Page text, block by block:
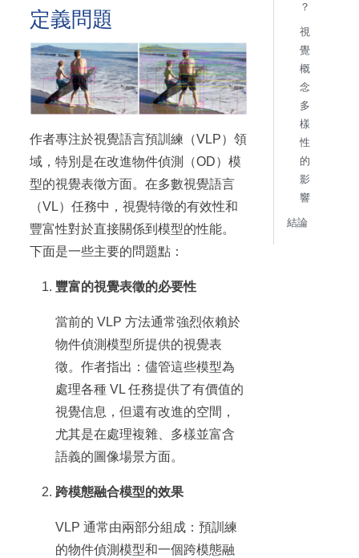
定義問題
作者專注於視覺語言預訓練（VLP）領
域，特別是在改進物件偵測（OD）模
型的視覺表徵方面。在多數視覺語言
（VL）任務中，視覺特徵的有效性和
豐富性對於直接關係到模型的性能。
下面是一些主要的問題點：
豐富的視覺表徵的必要性
當前的 VLP 方法通常強烈依賴於
物件偵測模型所提供的視覺表
徵。作者指出：儘管這些模型為
處理各種 VL 任務提供了有價值的
視覺信息，但還有改進的空間，
尤其是在處理複雜、多樣並富含
語義的圖像場景方面。
跨模態融合模型的效果
VLP 通常由兩部分組成：預訓練
的物件偵測模型和一個跨模態融
？
視
覺
概
念
多
樣
性
的
影
響
結論